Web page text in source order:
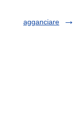
agganciare